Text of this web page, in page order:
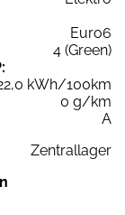
Euro6
4 (Green)
kWh/100km
0 g/km
A
Zentrallager